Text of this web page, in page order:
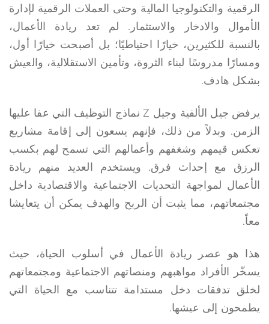
الرقمية والتكنولوجيا المالية وحتى العملات الرقمية لإدارة
الأموال والادخار والاستثمار. لم تعد ريادة الأعمال،
بالنسبة للكثيرين، خيارًا احتياطيًا؛ بل أصبحت خيارًا أول،
ومسارًا مدروسًا لبناء الثروة، وتأمين الاستقلالية، والعيش
بشكل هادف.
يرفض جيل الألفية وجيل Z نماذج التوظيف التي عفا عليها
الزمن. وبدلاً من ذلك، فإنهم يسعون إلى إقامة مشاريع
تعكس قيمهم وشغفهم وأعمالهم التي تسمح لهم بكسب
الرزق مع إحداث فرق. ويستخدم العديد منهم ريادة
الأعمال لمواجهة التحديات الاجتماعية والاقتصادية داخل
مجتمعاتهم، مما يثبت أن الربح والهدف يمكن أن يتعايشا
معاً.
هذا هو عصر ريادة الأعمال في أسلوب الحياة، حيث
يسخّر الأفراد مواهبهم ومنصاتهم الاجتماعية ومجتمعاتهم
لخلق تدفقات دخل مستدامة تتناسب مع الحياة التي
يطمحون إلى عيشها.